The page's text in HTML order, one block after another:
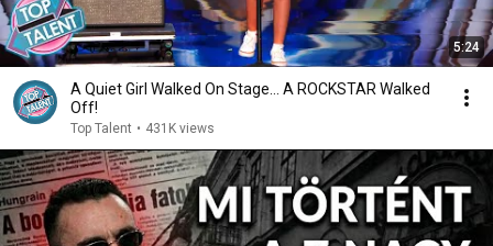
5:24
A Quiet Girl Walked On Stage… A ROCKSTAR Walked
Off!
Top Talent • 431K views